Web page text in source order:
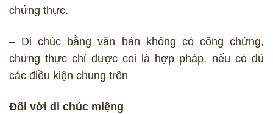
chứng thực.
– Di chúc bằng văn bản không có công chứng,
chứng thực chỉ được coi là hợp pháp, nếu có đủ
các điều kiện chung trên
Đối với di chúc miệng